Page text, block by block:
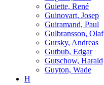
Guiette, René
Guinovart, Josep
Guiramand, Paul
Gulbransson, Olaf
Gursky, Andreas
Gutbub, Edgar
Gutschow, Harald
Guyton, Wade
H